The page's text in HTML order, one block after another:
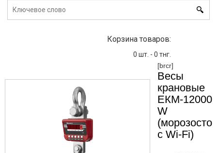
Корзина товаров:
0 шт. - 0 тнг.
[brcr]
Весы
крановые
ЕКМ-12000/
W
c Wi-Fi)